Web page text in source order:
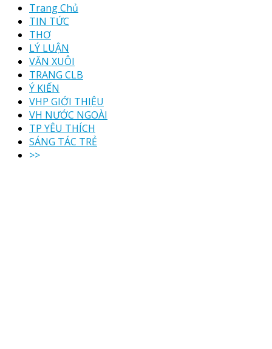
Trang Chủ
TIN TỨC
THƠ
LÝ LUẬN
VĂN XUÔI
TRANG CLB
Ý KIẾN
VHP GIỚI THIỆU
VH NƯỚC NGOÀI
TP YÊU THÍCH
SÁNG TÁC TRẺ
>>